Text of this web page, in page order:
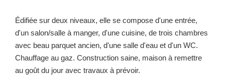
Édifiée sur deux niveaux, elle se compose d'une entrée,
d'un salon/salle à manger, d'une cuisine, de trois chambres
avec beau parquet ancien, d'une salle d'eau et d'un WC.
Chauffage au gaz. Construction saine, maison à remettre
au goût du jour avec travaux à prévoir.